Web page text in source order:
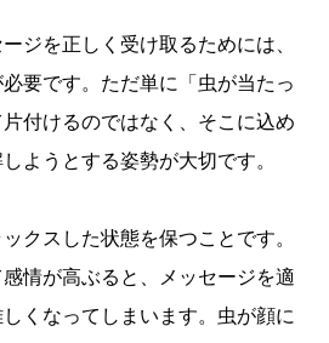
ジを正しく受け取るためには、
要です。ただ単に「虫が当たっ
付けるのではなく、そこに込め
ようとする姿勢が大切です。
クスした状態を保つことです。
情が高ぶると、メッセージを適
くなってしまいます。虫が顔に